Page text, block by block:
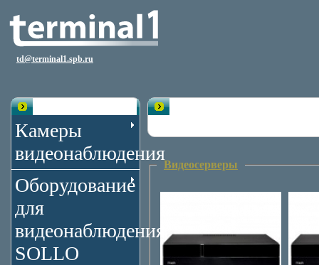
td@terminal1.spb.ru
Камеры
видеонаблюдения
Оборудование
для
видеонаблюдения
SOLLO
Видеосерверы